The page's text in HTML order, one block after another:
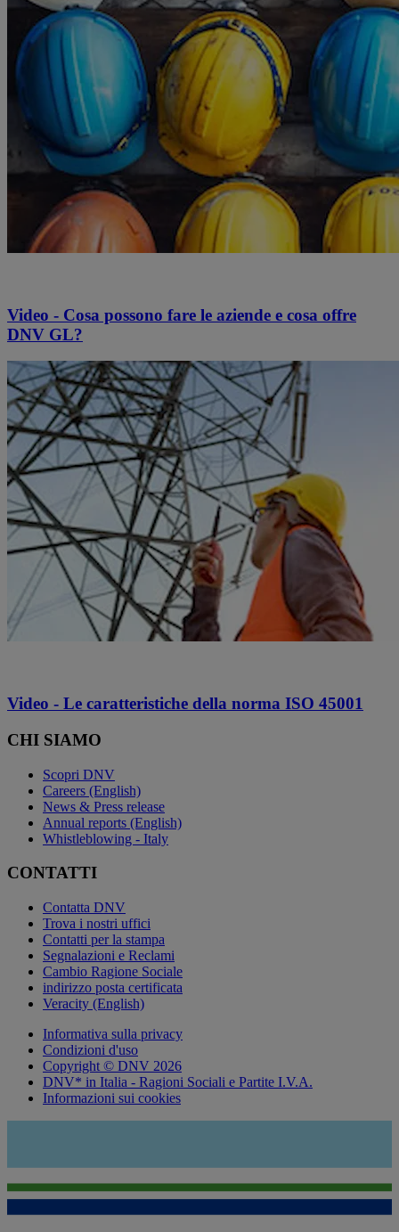
Video - Cosa possono fare le aziende e cosa offre
DNV GL?
Video - Le caratteristiche della norma ISO 45001
CHI SIAMO
Scopri DNV
Careers (English)
News & Press release
Annual reports (English)
Whistleblowing - Italy
CONTATTI
Contatta DNV
Trova i nostri uffici
Contatti per la stampa
Segnalazioni e Reclami
Cambio Ragione Sociale
indirizzo posta certificata
Veracity (English)
Informativa sulla privacy
Condizioni d'uso
Copyright © DNV 2026
DNV* in Italia - Ragioni Sociali e Partite I.V.A.
Informazioni sui cookies